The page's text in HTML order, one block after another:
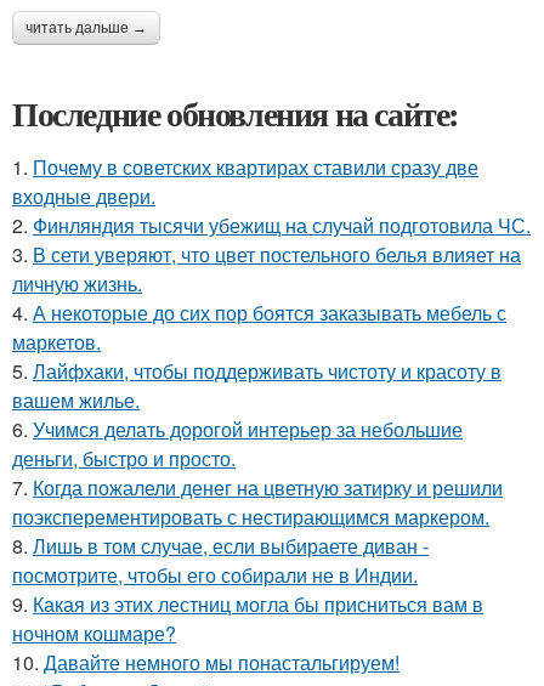
читать дальше →
Последние обновления на сайте:
1. Почему в советских квартирах ставили сразу две
входные двери.
2. Финляндия тысячи убежищ на случай подготовила ЧС.
3. В сети уверяют, что цвет постельного белья влияет на
личную жизнь.
4. А некоторые до сих пор боятся заказывать мебель с
маркетов.
5. Лайфхаки, чтобы поддерживать чистоту и красоту в
вашем жилье.
6. Учимся делать дорогой интерьер за небольшие
деньги, быстро и просто.
7. Когда пожалели денег на цветную затирку и решили
поэксперементировать с нестирающимся маркером.
8. Лишь в том случае, если выбираете диван -
посмотрите, чтобы его собирали не в Индии.
9. Какая из этих лестниц могла бы присниться вам в
ночном кошмаре?
10. Давайте немного мы понастальгируем!